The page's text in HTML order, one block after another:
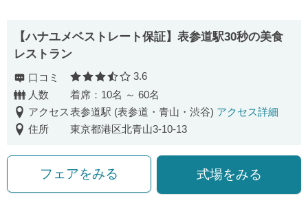
【ハナユメベストレート保証】表参道駅30秒の美食
レストラン
口コミ 口コミ評価
3.6
人数
着席：10名 ～ 60名
アクセス表参道駅 (表参道・青山・渋谷) アクセス詳細
住所
東京都港区北青山3-10-13
フェアをみる 式場をみる